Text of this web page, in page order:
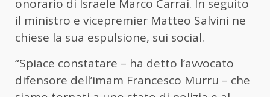
onorario di Israele Marco Carrai. In seguito
il ministro e vicepremier Matteo Salvini ne
chiese la sua espulsione, sui social.
“Spiace constatare – ha detto l’avvocato
difensore dell’imam Francesco Murru – che